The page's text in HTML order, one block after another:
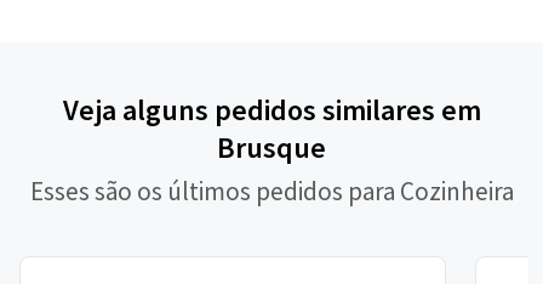
Veja alguns pedidos similares em
Brusque
Esses são os últimos pedidos para Cozinheira